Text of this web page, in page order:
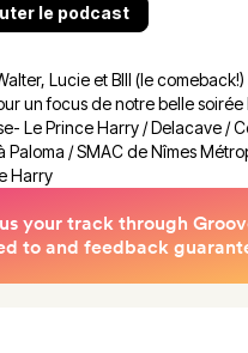
le podcast
Lucie et BIll (le
un focus de notre belle soirée
Le Prince Harry / Delacave /
Paloma / SMAC de Nîmes
Harry